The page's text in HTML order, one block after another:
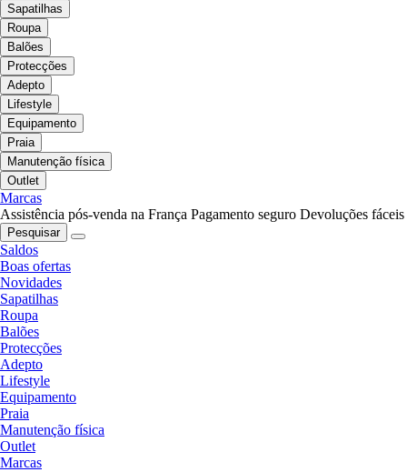
Sapatilhas
Roupa
Balões
Protecções
Adepto
Lifestyle
Equipamento
Praia
Manutenção física
Outlet
Marcas
Assistência pós-venda na França Pagamento seguro Devoluções fáceis
Pesquisar
Saldos
Boas ofertas
Novidades
Sapatilhas
Roupa
Balões
Protecções
Adepto
Lifestyle
Equipamento
Praia
Manutenção física
Outlet
Marcas